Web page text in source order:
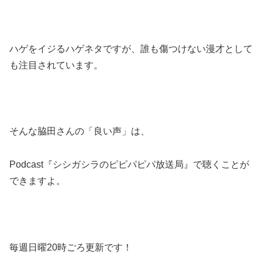
ハゲをイジるハゲネタですが、誰も傷つけない漫才として
も注目されています。
そんな脇田さんの「良い声」は、
Podcast『シシガシラのピピパピパ放送局』で聴くことが
できますよ。
毎週日曜20時ごろ更新です！